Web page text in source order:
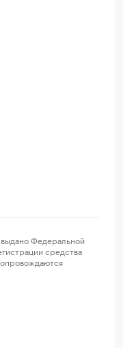
Федеральной
средства